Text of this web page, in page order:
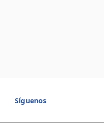
Síguenos